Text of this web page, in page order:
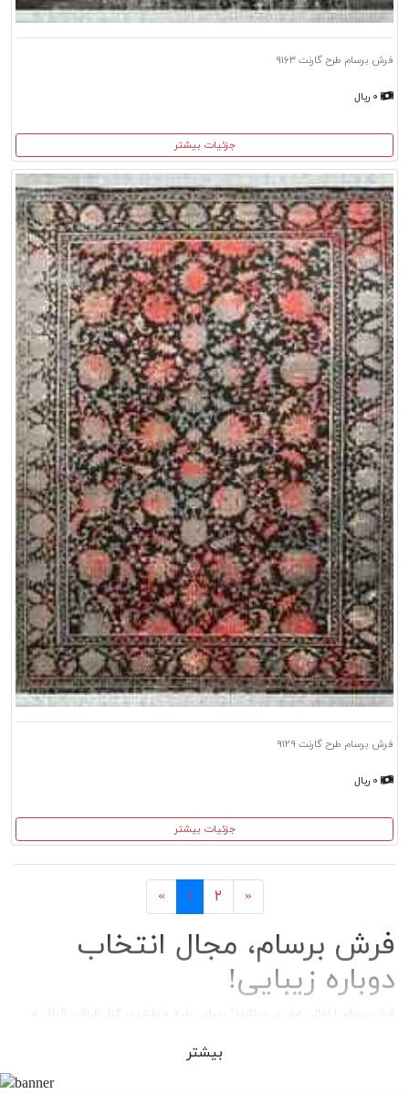
فرش برسام طرح گارنت ۹۱۶۳
جزئیات بیشتر
فرش برسام طرح گارنت ۹۱۲۹
جزئیات بیشتر
«قبل ۱ ۲ »بعد
فرش برسام، مجال انتخاب
دوباره زیبایی!
فرش برسام را اهالی هنر می‌ستایند! زیبایی طرح و نقش در کنار ظرافت الیاف و
بیشتر